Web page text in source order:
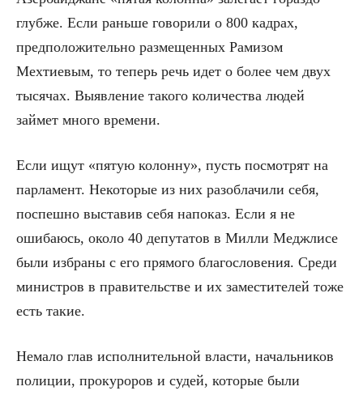
глубже. Если раньше говорили о 800 кадрах,
предположительно размещенных Рамизом
Мехтиевым, то теперь речь идет о более чем двух
тысячах. Выявление такого количества людей
займет много времени.
Если ищут «пятую колонну», пусть посмотрят на
парламент. Некоторые из них разоблачили себя,
поспешно выставив себя напоказ. Если я не
ошибаюсь, около 40 депутатов в Милли Меджлисе
были избраны с его прямого благословения. Среди
министров в правительстве и их заместителей тоже
есть такие.
Немало глав исполнительной власти, начальников
полиции, прокуроров и судей, которые были